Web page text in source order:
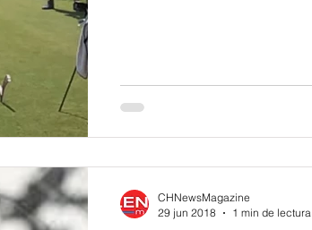
CHNewsMagazine
29 jun 2018
1 min de lectura